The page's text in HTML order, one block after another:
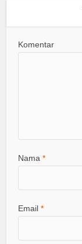
Komentar
Nama*
Email*